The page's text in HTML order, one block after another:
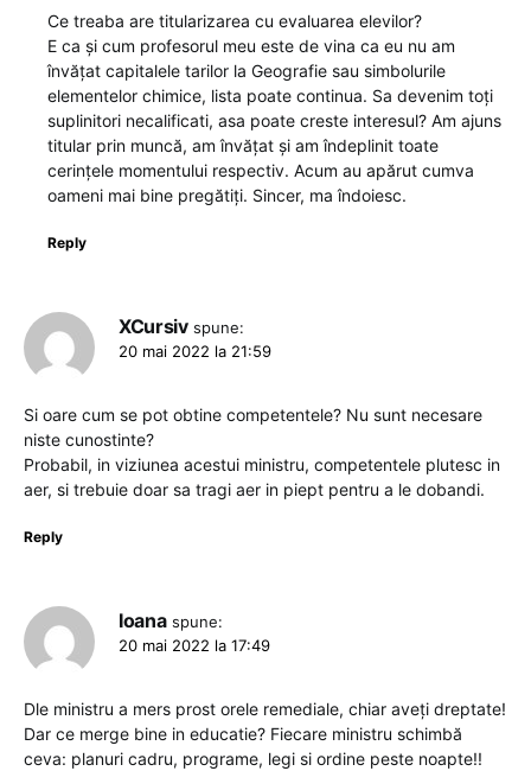
Ce treaba are titularizarea cu evaluarea elevilor?
E ca și cum profesorul meu este de vina ca eu nu am
învățat capitalele tarilor la Geografie sau simbolurile
elementelor chimice, lista poate continua. Sa devenim toți
suplinitori necalificati, asa poate creste interesul? Am ajuns
titular prin muncă, am învățat și am îndeplinit toate
cerințele momentului respectiv. Acum au apărut cumva
oameni mai bine pregătiți. Sincer, ma îndoiesc.
Reply
XCursiv spune:
20 mai 2022 la 21:59
Si oare cum se pot obtine competentele? Nu sunt necesare
niste cunostinte?
Probabil, in viziunea acestui ministru, competentele plutesc in
aer, si trebuie doar sa tragi aer in piept pentru a le dobandi.
Reply
Ioana spune:
20 mai 2022 la 17:49
Dle ministru a mers prost orele remediale, chiar aveți dreptate!
Dar ce merge bine in educatie? Fiecare ministru schimbă
ceva: planuri cadru, programe, legi si ordine peste noapte!!